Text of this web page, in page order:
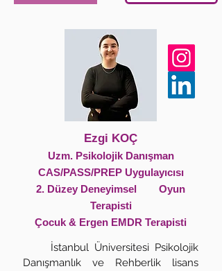
Ezgi KOÇ
Uzm. Psikolojik Danışman
CAS/PASS/PREP Uygulayıcısı
2. Düzey Deneyimsel Oyun
Terapisti
Çocuk & Ergen EMDR Terapisti
İstanbul Üniversitesi Psikolojik
Danışmanlık ve Rehberlik lisans